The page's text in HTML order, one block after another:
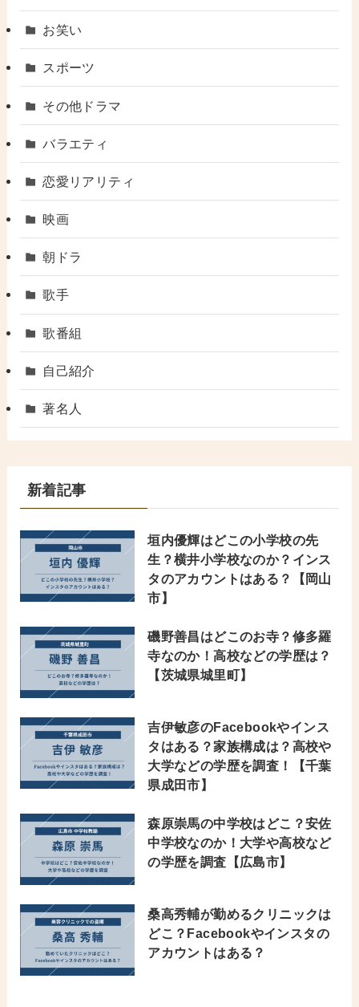
お笑い
スポーツ
その他ドラマ
バラエティ
恋愛リアリティ
映画
朝ドラ
歌手
歌番組
自己紹介
著名人
新着記事
垣内優輝はどこの小学校の先
生？横井小学校なのか？インス
タのアカウントはある？【岡山
市】
磯野善昌はどこのお寺？修多羅
寺なのか！高校などの学歴は？
【茨城県城里町】
吉伊敏彦のFacebookやインス
タはある？家族構成は？高校や
大学などの学歴を調査！【千葉
県成田市】
森原崇馬の中学校はどこ？安佐
中学校なのか！大学や高校など
の学歴を調査【広島市】
桑高秀輔が勤めるクリニックは
どこ？Facebookやインスタの
アカウントはある？